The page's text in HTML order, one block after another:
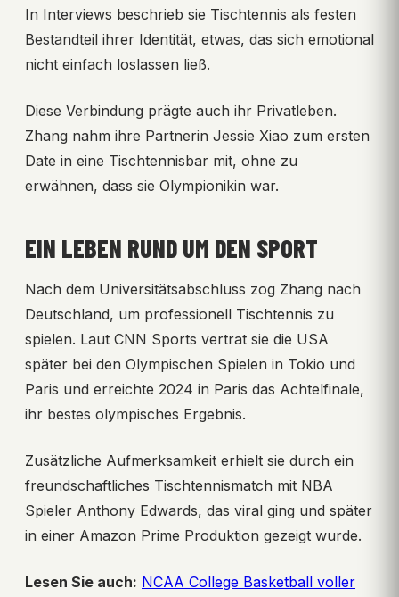
In Interviews beschrieb sie Tischtennis als festen
Bestandteil ihrer Identität, etwas, das sich emotional
nicht einfach loslassen ließ.
Diese Verbindung prägte auch ihr Privatleben.
Zhang nahm ihre Partnerin Jessie Xiao zum ersten
Date in eine Tischtennisbar mit, ohne zu
erwähnen, dass sie Olympionikin war.
EIN LEBEN RUND UM DEN SPORT
Nach dem Universitätsabschluss zog Zhang nach
Deutschland, um professionell Tischtennis zu
spielen. Laut CNN Sports vertrat sie die USA
später bei den Olympischen Spielen in Tokio und
Paris und erreichte 2024 in Paris das Achtelfinale,
ihr bestes olympisches Ergebnis.
Zusätzliche Aufmerksamkeit erhielt sie durch ein
freundschaftliches Tischtennismatch mit NBA
Spieler Anthony Edwards, das viral ging und später
in einer Amazon Prime Produktion gezeigt wurde.
Lesen Sie auch: NCAA College Basketball voller